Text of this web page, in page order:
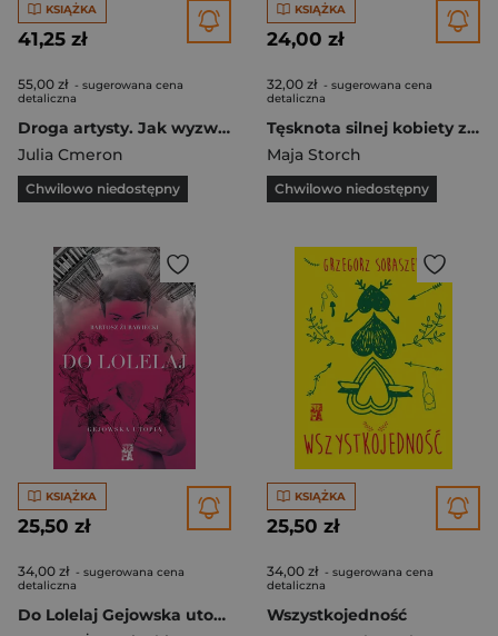
KSIĄŻKA
41,25 zł
55,00 zł - sugerowana cena
detaliczna
Droga artysty. Jak wyzwolić w sobie twórcę
Julia Cmeron
Chwilowo niedostępny
KSIĄŻKA
24,00 zł
32,00 zł - sugerowana cena
detaliczna
Tęsknota silnej kobiety za silnym mężczyzną Dlaczego tak trudno współczesnej kobiecie znaleźć właściwego partnera
Maja Storch
Chwilowo niedostępny
KSIĄŻKA
25,50 zł
34,00 zł - sugerowana cena
detaliczna
Do Lolelaj Gejowska utopia
KSIĄŻKA
25,50 zł
34,00 zł - sugerowana cena
detaliczna
Wszystkojedność